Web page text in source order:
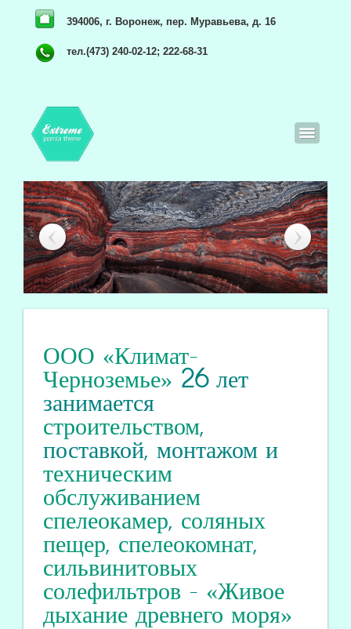
394006, г. Воронеж, пер. Муравьева, д. 16
тел.(473) 240-02-12; 222-68-31
ООО «Климат-
Черноземье» 26лет
занимается
строительством,
поставкой, монтажом и
техническим
обслуживанием
спелеокамер, соляных
пещер, спелеокомнат,
сильвинитовых
солефильтров - «Живое
дыхание древнего моря»